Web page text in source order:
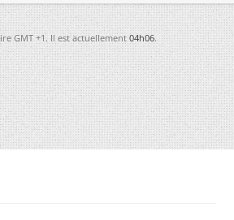
GMT +1. Il est actuellement04h06.